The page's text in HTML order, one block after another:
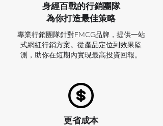
身經百戰的行銷團隊
​為你打造最佳策略
專業行銷團隊針對FMCG品牌，提供一站
式網紅行銷方案。從產品定位到效果監
測，助你在短期內實現最高投資回報。
​更省成本